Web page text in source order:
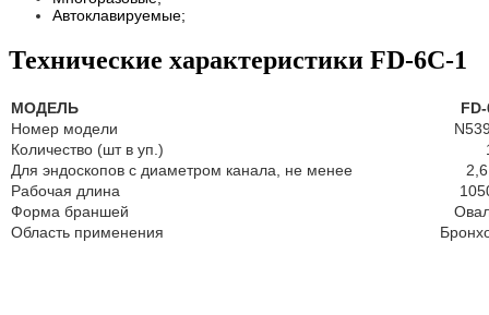
Автоклавируемые;
Технические характеристики FD-6C-1
МОДЕЛЬ
Номер модели
Количество (шт в уп.)
Для эндоскопов с диаметром канала, не менее
Рабочая длина
Форма браншей
Область применения